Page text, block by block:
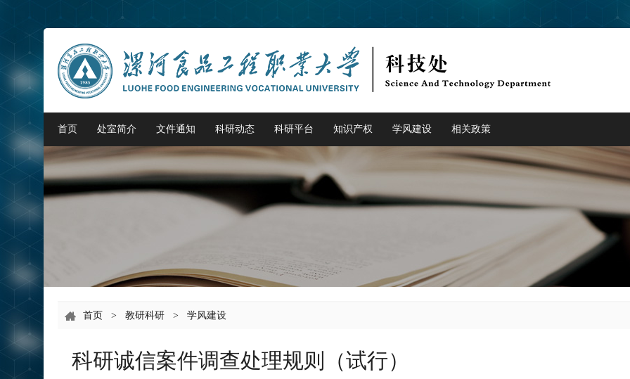
首页 处室简介 文件通知 科研动态 科研平台 知识产权 学风建设 相关政策
首页 > 教研科研 > 学风建设
科研诚信案件调查处理规则（试行）